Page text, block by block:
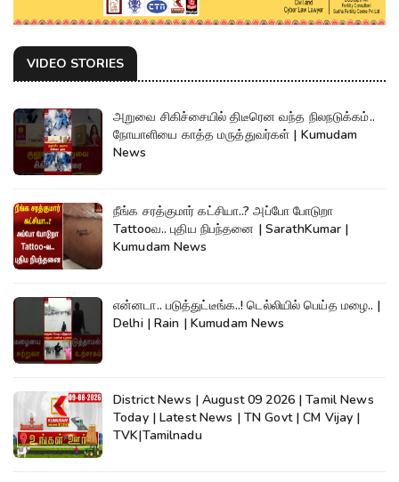
VIDEO STORIES
அறுவை சிகிச்சையில் திடீரென வந்த நிலநடுக்கம்..
நோயாளியை காத்த மருத்துவர்கள் | Kumudam
News
நீங்க சரத்குமார் கட்சியா..? அப்போ போடுறா
Tattooவ.. புதிய நிபந்தனை | SarathKumar |
Kumudam News
என்னடா.. படுத்துட்டீங்க..! டெல்லியில் பெய்த மழை.. |
Delhi | Rain | Kumudam News
District News | August 09 2026 | Tamil News
Today | Latest News | TN Govt | CM Vijay |
TVK|Tamilnadu